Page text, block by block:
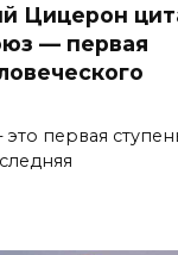
Цицерон
— первая
первая